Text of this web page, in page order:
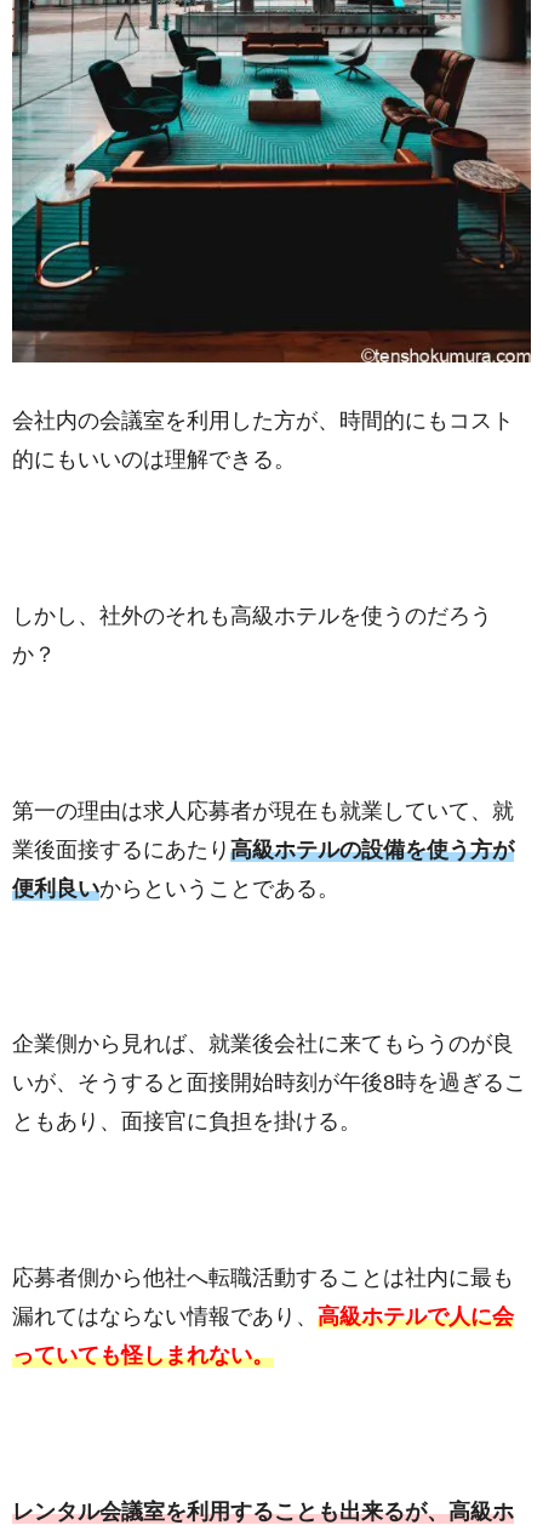
会社内の会議室を利用した方が、時間的にもコスト
的にもいいのは理解できる。
しかし、社外のそれも高級ホテルを使うのだろう
か？
第一の理由は求人応募者が現在も就業していて、就
業後面接するにあたり 高級ホテルの設備を使う方が
便利良いからということである。
企業側から見れば、就業後会社に来てもらうのが良
いが、そうすると面接開始時刻が午後8時を過ぎるこ
ともあり、面接官に負担を掛ける。
応募者側から他社へ転職活動することは社内に最も
漏れてはならない情報であり、 高級ホテルで人に会
っていても怪しまれない。
レンタル会議室を利用することも出来るが、高級ホ